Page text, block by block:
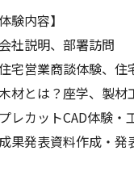
体験内容】
社説明、部署訪問
宅営業商談体験、住
材とは？座学、製材
レカットCAD体験・
果発表資料作成・発